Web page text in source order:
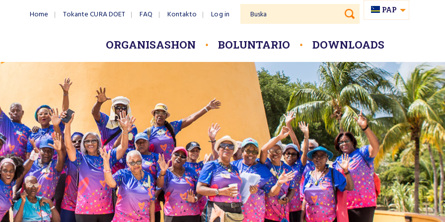
PAP
ORGANISASHON BOLUNTARIO DOWNLOADS
Home Tokante CURA DOET FAQ Kontakto Log in Buska